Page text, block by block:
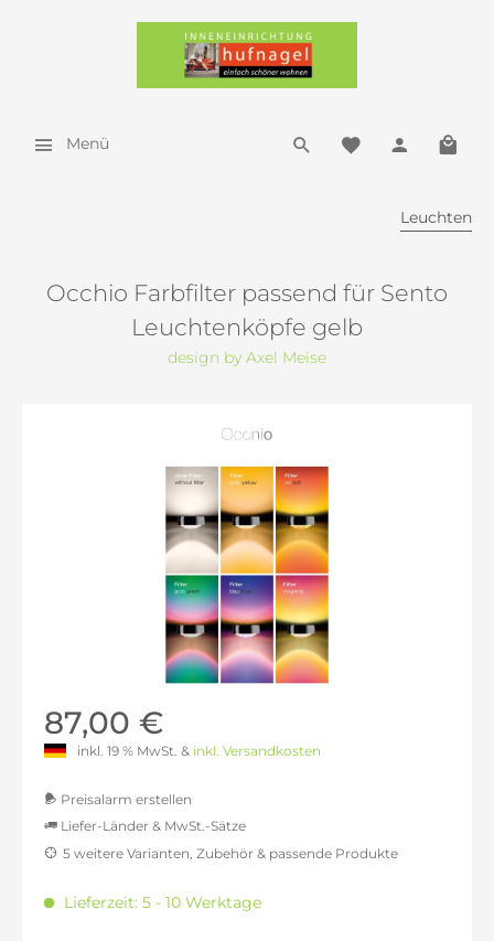
Menü
Leuchten
Occhio Farbfilter passend für Sento
Leuchtenköpfe gelb
design by Axel Meise
87,00 €
inkl. 19 % MwSt. & inkl. Versandkosten
Preisalarm erstellen
Liefer-Länder & MwSt.-Sätze
inkl. 16% MwSt.: 84,81 €
5 weitere Varianten, Zubehör & passende Produkte
Lieferzeit: 5 - 10 Werktage